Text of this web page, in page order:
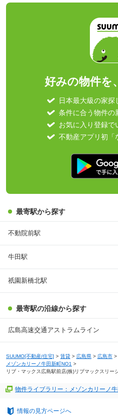
好みの物件を
日本最大級の家探
条件に合う物件の
お気に入り登録で
不動産アプリ初「
最寄駅から探す
不動院前駅
牛田駅
祇園新橋北駅
最寄駅の沿線から探す
広島高速交通アストラムライン
SUUMO[不動産/住宅] > 賃貸 > 広島県 > 広島市 >
メゾンカリーノ牛田新町NO1 >
リブ・マックス広島駅前店(株)リブマックスリー
物件ライブラリー：メゾンカリーノ
情報の見方ページへ